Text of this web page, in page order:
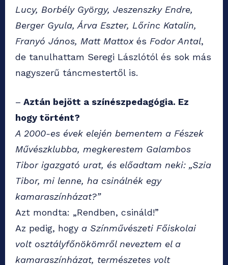
Lucy, Borbély György, Jeszenszky Endre,
Berger Gyula, Árva Eszter, Lőrinc Katalin,
Franyó János, Matt Mattox és Fodor Antal,
de tanulhattam Seregi Lászlótól és sok más
nagyszerű táncmestertől is.
– Aztán bejött a színészpedagógia. Ez
hogy történt?
A 2000-es évek elején bementem a Fészek
Művészklubba, megkerestem Galambos
Tibor igazgató urat, és előadtam neki: „Szia
Tibor, mi lenne, ha csinálnék egy
kamaraszínházat?”
Azt mondta: „Rendben, csináld!”
Az pedig, hogy a Színművészeti Főiskolai
volt osztályfőnökömről neveztem el a
kamaraszínházat, természetes volt